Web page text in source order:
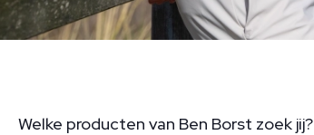
Welke producten van Ben Borst zoek jij?